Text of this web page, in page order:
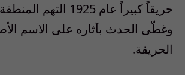
حريقاً كبيراً عام 1925
وغطّى الحدث بآثاره على الاسم
الحريقة.